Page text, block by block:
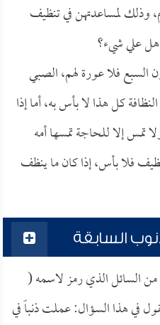
لمساعدتهن في تنظيف
علي شيء؟
فلا عورة لهم، الصبي
كل هذا لا بأس به، أما إذا
تمس إلا للحاجة تمسها أمه
فلا بأس، إذا كان ما ينظف
السابقة
من السائل الذي رمز لاسمه (
هذا السؤال: عملت ذنباً في